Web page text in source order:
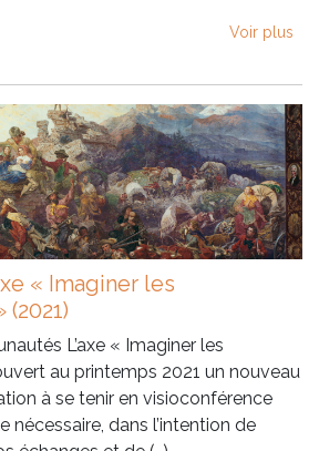
Voir plus
« Imaginer les
L’axe « Imaginer les
au printemps 2021 un nouveau
à se tenir en visioconférence
nécessaire, dans l’intention de